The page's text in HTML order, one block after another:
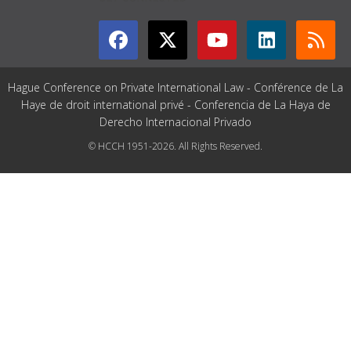
Hague Conference on Private International Law - Conférence de La
Haye de droit international privé - Conferencia de La Haya de
Derecho Internacional Privado
© HCCH 1951-2026. All Rights Reserved.